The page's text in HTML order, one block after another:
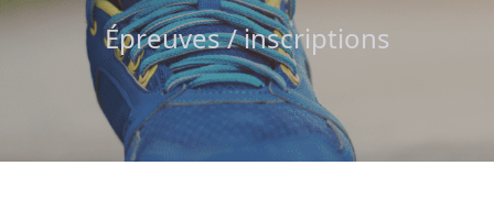
Épreuves / inscriptions